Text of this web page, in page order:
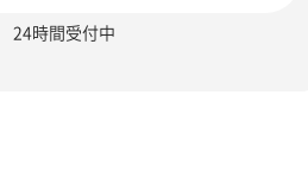
24時間受付中